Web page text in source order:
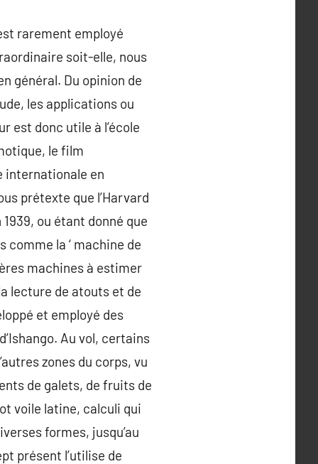
rarement employé
soit-elle, nous
général. Du opinion de
les applications ou
est donc utile à l’école
le film
internationale en
prétexte que l’Harvard
ou étant donné que
la ‘ machine de
machines à estimer
lecture de atouts et de
et employé des
Au vol, certains
zones du corps, vu
de galets, de fruits de
voile latine, calculi qui
formes, jusqu’au
présent l’utilise de